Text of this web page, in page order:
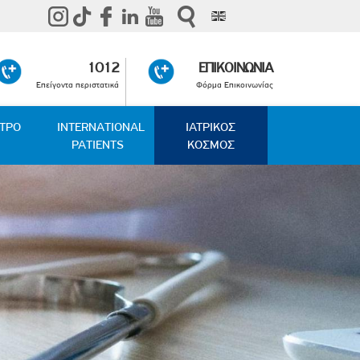
1012
Επείγοντα περιστατικά
ΕΠΙΚΟΙΝΩΝΙΑ
Φόρμα Επικοινωνίας
INTERNATIONAL
PATIENTS
ΙΑΤΡΙΚΟΣ
ΚΟΣΜΟΣ